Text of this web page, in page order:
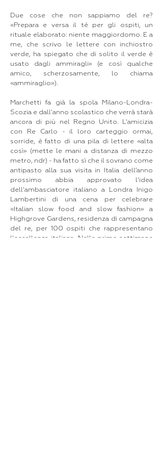
Due cose che non sappiamo del re?
«Prepara e versa il té per gli ospiti, un
rituale elaborato: niente maggiordomo. E a
me, che scrivo le lettere con inchiostro
verde, ha spiegato che di solito il verde è
usato dagli ammiragli» (e così qualche
amico, scherzosamente, lo chiama
«ammiraglio»).
Marchetti fa già la spola Milano-Londra-
Scozia e dall'anno scolastico che verrà starà
ancora di più nel Regno Unito. L'amicizia
con Re Carlo - il loro carteggio ormai,
sorride, è fatto di una pila di lettere «alta
così» (mette le mani a distanza di mezzo
metro, ndr) - ha fatto sì che il sovrano come
antipasto alla sua visita in Italia dell’anno
prossimo abbia approvato l'idea
dell'ambasciatore italiano a Londra Inigo
Lambertini di una cena per celebrare
«Italian slow food and slow fashion» a
Highgrove Gardens, residenza di campagna
del re, per 100 ospiti che rappresentano
l'eccellenza italiana. Nelle prime settimane